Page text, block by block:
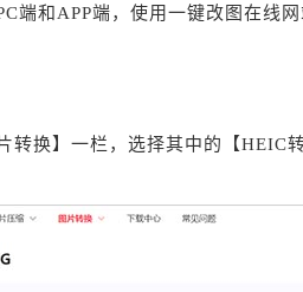
端和APP端，使用一键改图在线
转换】一栏，选择其中的【HEIC